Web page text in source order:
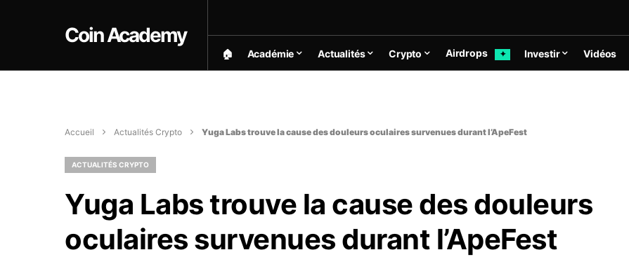
Coin Academy
🏠︎ Académie Actualités Crypto Airdrops ✦ Investir Vidéos
Accueil Actualités Crypto Yuga Labs trouve la cause des douleurs oculaires survenues durant l’ApeFest
ACTUALITÉS CRYPTO
Yuga Labs trouve la cause des douleurs
oculaires survenues durant l’ApeFest